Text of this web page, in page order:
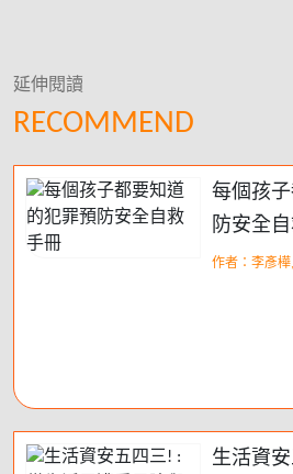
RECOMMEND
延伸閱讀
每個孩
防安全
作者：李彥樺,
生活資安五四